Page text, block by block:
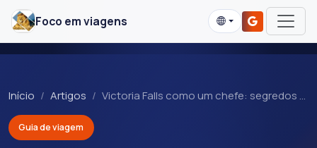
Foco em viagens
Início Artigos Victoria Falls como um chefe: segredos …
Guia de viagem